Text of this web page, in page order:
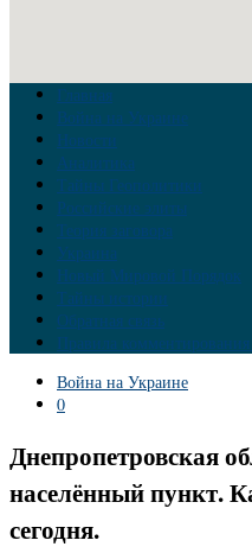
Главная
Война на Украине
Новости
Аналитика
Тайны Геополитики
Российские элиты
Теория заговора
Украина
Новый Мировой Порядок
Тайны истории
Обратная связь
Правила
Война на Украине
0
Днепропетровская
населённый пункт.
сегодня.